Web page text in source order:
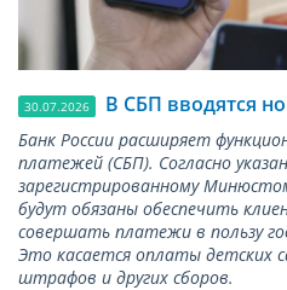
30.07.2026 В СБП вводятся
Банк России расширяет
платежей (СБП). Согласно
зарегистрированному
будут обязаны обеспечить
совершать платежи в пользу
Это касается оплаты детских
штрафов и других сборов.